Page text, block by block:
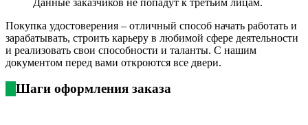
Покупка удостоверения – отличный способ начать работать и
зарабатывать, строить карьеру в любимой сфере деятельности
и реализовать свои способности и таланты. С нашим
документом перед вами откроются все двери.
Шаги оформления заказа